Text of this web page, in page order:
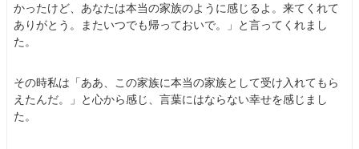
かったけど、あなたは本当の家族のように感じるよ。来てくれて
ありがとう。またいつでも帰っておいで。」と言ってくれまし
た。
その時私は「ああ、この家族に本当の家族として受け入れてもら
えたんだ。」と心から感じ、言葉にはならない幸せを感じまし
た。